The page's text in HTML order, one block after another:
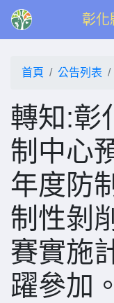
彰化
首頁 公告列表
轉知:彰
制中心
年度防
制性剝
賽實施
躍參加。